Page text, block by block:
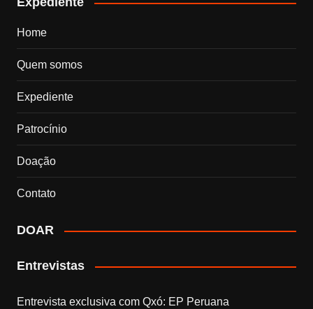
Home
Quem somos
Expediente
Patrocínio
Doação
Contato
DOAR
Entrevistas
Entrevista exclusiva com Qxó: EP Peruana